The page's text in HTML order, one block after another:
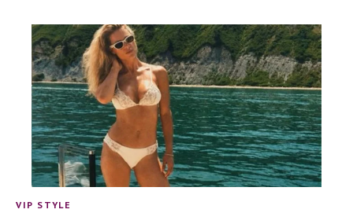
VIP STYLE